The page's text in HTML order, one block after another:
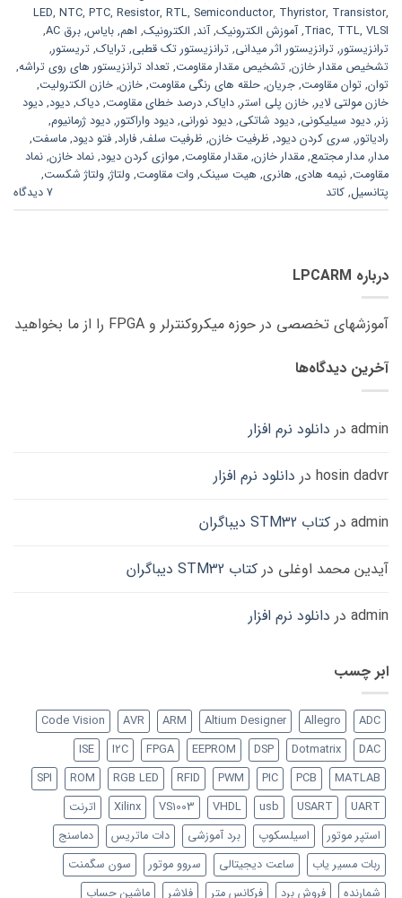
LED, NTC, PTC, Resistor, RTL, Semiconductor, Thyristor, Transistor,
Triac, TTL, VLSI
,آموزش الکترونیک,آند, الکترونیک, اهم, بایاس, برق AC
,
ترانزیستور, ترانزیستور اثر میدانی, ترانزیستور تک قطبی, ترایاک, تریستور,
تشخیص مقدار خازن, تشخیص مقدار مقاومت, تعداد ترانزیستور های روی تراشه,
توان, توان مقاومت, جریان, حلقه های رنگی مقاومت, خازن, خازن الکترولیت,
خازن مولتی لایر, خازن پلی استر, دایاک, درصد خطای مقاومت, دیاک, دیود, دیود
زنر, دیود سیلیکونی, دیود شاتکی, دیود نورانی, دیود واراکتور, دیود ژرمانیوم,
رادیاتور, سری کردن دیود, ظرفیت خازن, ظرفیت سلف, فاراد, فتو دیود, ماسفت,
مدار, مدار مجتمع, مقدار خازن, مقدار مقاومت, موازی کردن دیود, نماد خازن, نماد
مقاومت, نیمه هادی, هانری, هیت سینک, وات مقاومت, ولتاژ, ولتاژ شکست,
پتانسیل, کاتد 7 دیدگاه
درباره LPCARM
آموزشهای تخصصی در حوزه میکروکنترلر و FPGA را از ما بخواهید
آخرین دیدگاه‌ها
admin در دانلود نرم افزار
hosin dadvr در دانلود نرم افزار
admin در کتاب STM32 دیباگران
آیدین محمد اوغلی در کتاب STM32 دیباگران
admin در دانلود نرم افزار
ابر چسب
ADC
Allegro
Altium Designer
ARM
AVR
Code Vision
DAC
Dotmatrix
DSP
EEPROM
FPGA
I2C
ISE
MATLAB
PCB
PIC
PWM
RFID
RGB LED
ROM
SPI
UART
USART
usb
VHDL
VS1003
Xilinx
اترنت
استپر موتور
اسیلسکوپ برد آموزشی دات ماتریس
دماسنج
ربات مسیر یاب
ساعت دیجیتالی سروو موتور
سون سگمنت
شمارنده
فروش برد فرکانس متر فلاشر
ماشین حساب